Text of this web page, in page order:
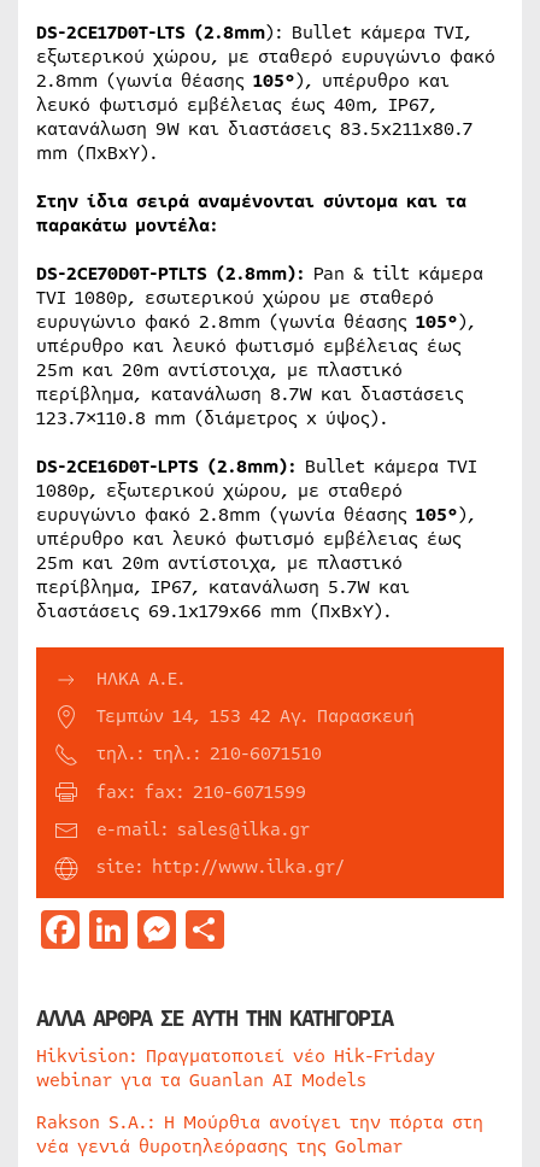
DS-2CE17D0T-LTS (2.8mm): Bullet κάμερα TVI,
εξωτερικού χώρου, με σταθερό ευρυγώνιο φακό
2.8mm (γωνία θέασης 105°), υπέρυθρο και
λευκό φωτισμό εμβέλειας έως 40m, IP67,
κατανάλωση 9W και διαστάσεις 83.5x211x80.7
mm (ΠxBxY).
Στην ίδια σειρά αναμένονται σύντομα και τα
παρακάτω μοντέλα:
DS-2CE70D0T-PTLTS (2.8mm): Pan & tilt κάμερα
TVI 1080p, εσωτερικού χώρου με σταθερό
ευρυγώνιο φακό 2.8mm (γωνία θέασης 105°),
υπέρυθρο και λευκό φωτισμό εμβέλειας έως
25m και 20m αντίστοιχα, με πλαστικό
περίβλημα, κατανάλωση 8.7W και διαστάσεις
123.7×110.8 mm (διάμετρος x ύψος).
DS-2CE16D0T-LPTS (2.8mm): Bullet κάμερα TVI
1080p, εξωτερικού χώρου, με σταθερό
ευρυγώνιο φακό 2.8mm (γωνία θέασης 105°),
υπέρυθρο και λευκό φωτισμό εμβέλειας έως
25m και 20m αντίστοιχα, με πλαστικό
περίβλημα, IP67, κατανάλωση 5.7W και
διαστάσεις 69.1x179x66 mm (ΠxBxY).
ΗΛΚΑ Α.Ε.
Τεμπών 14, 153 42 Αγ. Παρασκευή
τηλ.: τηλ.: 210-6071510
fax: fax: 210-6071599
e-mail: sales@ilka.gr
site: http://www.ilka.gr/
Facebook
LinkedIn
Messenger
ΑΛΛΑ ΑΡΘΡΑ ΣΕ ΑΥΤΗ ΤΗΝ ΚΑΤΗΓΟΡΙΑ
Hikvision: Πραγματοποιεί νέο Hik-Friday
webinar για τα Guanlan AI Models
Rakson S.A.: Η Μούρθια ανοίγει την πόρτα στη
νέα γενιά θυροτηλεόρασης της Golmar